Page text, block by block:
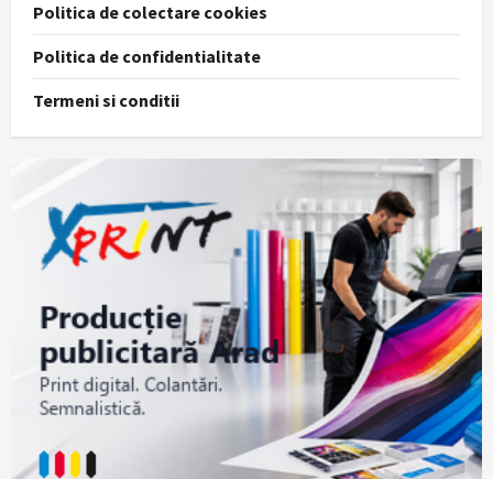
Politica de colectare cookies
Politica de confidentialitate
Termeni si conditii